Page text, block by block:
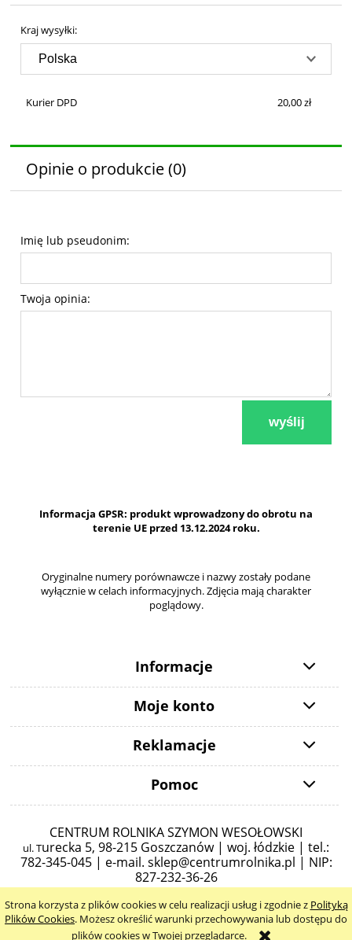
Strona korzysta z plików cookies w celu realizacji usług i zgodnie z Polityką
Plików Cookies. Możesz określić warunki przechowywania lub dostępu do
plików cookies w Twojej przeglądarce.
Kraj wysyłki:
Kurier DPD 20,00 zł
Opinie o produkcie (0)
Imię lub pseudonim:
Twoja opinia:
wyślij
Informacja GPSR: produkt wprowadzony do obrotu na
terenie UE przed 13.12.2024 roku.
Oryginalne numery porównawcze i nazwy zostały podane
wyłącznie w celach informacyjnych. Zdjęcia mają charakter
poglądowy.
Informacje
Moje konto
Reklamacje
Pomoc
CENTRUM ROLNIKA SZYMON WESOŁOWSKI
ul. Turecka 5, 98-215 Goszczanów | woj. łódzkie | tel.:
782-345-045 | e-mail. sklep@centrumrolnika.pl | NIP:
827-232-36-26
pokaż pełną wersję strony